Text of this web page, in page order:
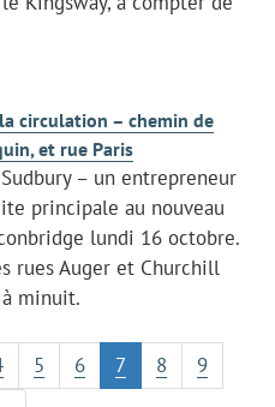
circulation – chemin de
et rue Paris
– un entrepreneur
principale au nouveau
lundi 16 octobre.
rues Auger et Churchill
à minuit.
5 6 7 8
9